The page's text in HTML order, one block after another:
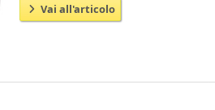
Vai all'articolo